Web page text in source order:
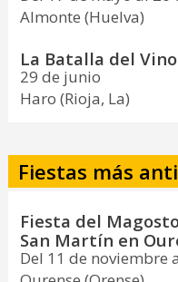
Almonte (Huelva)
La Batalla del Vino
29 de junio
Haro (Rioja, La)
Fiestas más
Fiesta del
San Martín en
Del 11 de noviembre